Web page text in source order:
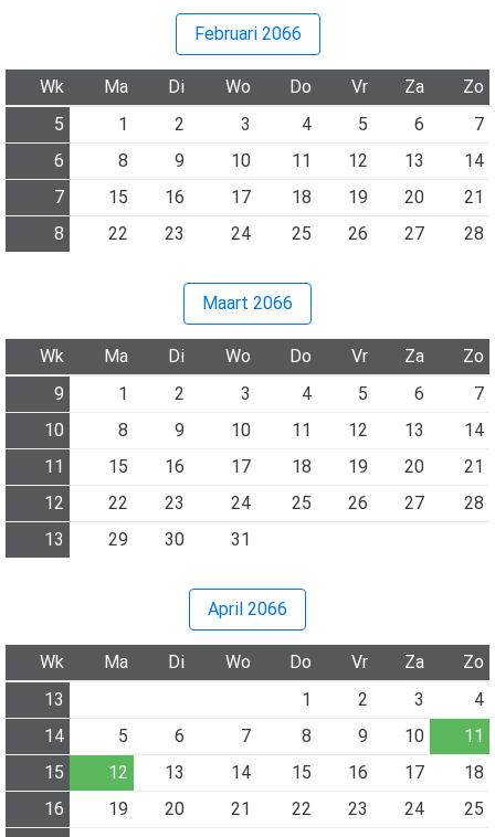
Februari 2066
Wk Ma Di Wo Do Vr Za
Zo
5
1 2 3 4 5 6
7
6
8 9 10 11 12 13
14
7
15 16 17 18 19 20
21
8
22 23 24 25 26 27 28
Maart 2066
Wk Ma Di Wo Do Vr Za
Zo
9
1 2 3 4 5 6
7
10
8 9 10 11 12 13
14
11
15 16 17 18 19 20
21
12
22 23 24 25 26 27
28
13
29 30 31
April 2066
Wk Ma Di Wo Do Vr Za
Zo
13
1 2 3
4
14
5 6 7 8 9 10
11
15
12 13 14 15 16 17
18
16
19 20 21 22 23 24
25